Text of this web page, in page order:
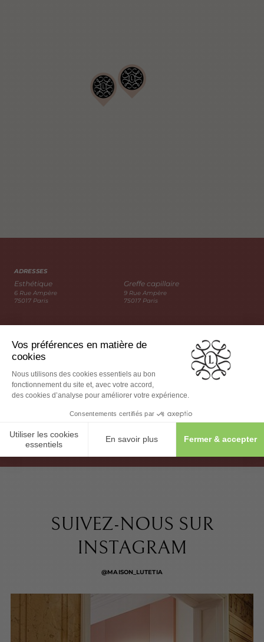
ADRESSES
Esthétique
6 Rue Ampère
75017 Paris
Greffe capillaire
9 Rue Ampère
75017 Paris
Hôtel Pavillon Monceau
43 Rue Jouffroy d’Abbans
Parking Jouffroy
40 Rue Jouffroy d’Abbans
TRANSPORT
Monceau
WeChat
SUIVEZ-NOUS SUR
INSTAGRAM
@MAISON_LUTETIA